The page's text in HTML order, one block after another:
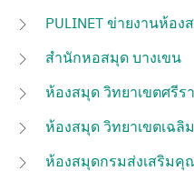
PULINET ข่ายงานห้อ
สำนักหอสมุด บางเขน
ห้องสมุด วิทยาเขตศรีร
ห้องสมุด วิทยาเขตเฉลิ
ห้องสมุดกรมส่งเสริมคุ